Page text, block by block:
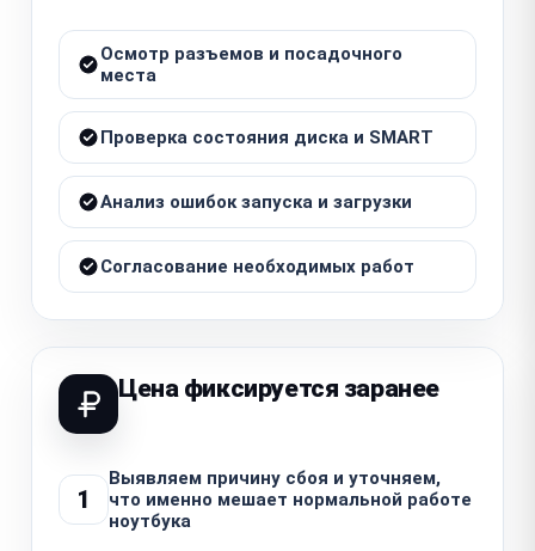
Осмотр разъемов и посадочного
места
Проверка состояния диска и SMART
Анализ ошибок запуска и загрузки
Согласование необходимых работ
Цена фиксируется заранее
1
Выявляем причину сбоя и уточняем,
что именно мешает нормальной работе
ноутбука